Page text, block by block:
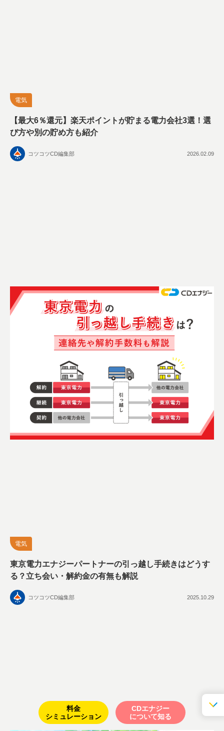
料金
シミュレーション
CDエナジー
について知る
電気
【最大6％還元】楽天ポイントが貯まる電力会社3選！選
び方や別の貯め方も紹介
コツコツCD編集部 2026.02.09
電気
東京電力エナジーパートナーの引っ越し手続きはどうす
る？立ち会い・解約金の有無も解説
コツコツCD編集部 2025.10.29